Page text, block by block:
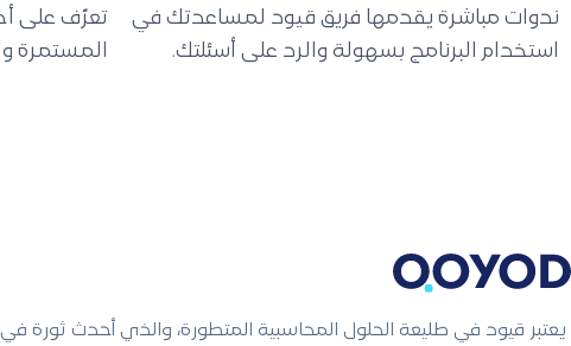
ندوات مباشرة يقدمها فريق قيود لمساعدتك في
استخدام البرنامج بسهولة والرد على أسئلتك.
تعرّف على
المستمرة
يعتبر قيود في طليعة الحلول المحاسبية المتطورة، والذي أحدث ثورة في